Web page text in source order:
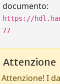
documento:
https://
77
Attenzione
Attenzione! I